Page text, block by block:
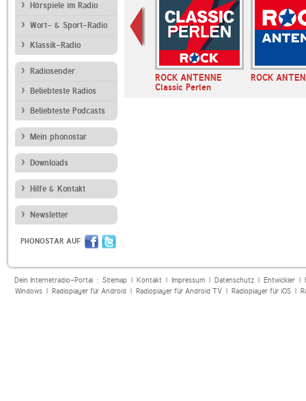
Hörspiele im Radio
Wort- & Sport-Radio
Klassik-Radio
Radiosender
Beliebteste Radios
Beliebteste Podcasts
Mein phonostar
Downloads
Hilfe & Kontakt
Newsletter
PHONOSTAR AUF
Niedersachsen Oldies
ROCK ANTENNE
Classic Perlen
ROCK
Dein Internetradio-Portal : Sitemap| Kontakt| Impressum| Datenschutz| Entwickler|
Windows| Radioplayer für Android| Radioplayer für Android TV| Radioplayer für iOS|